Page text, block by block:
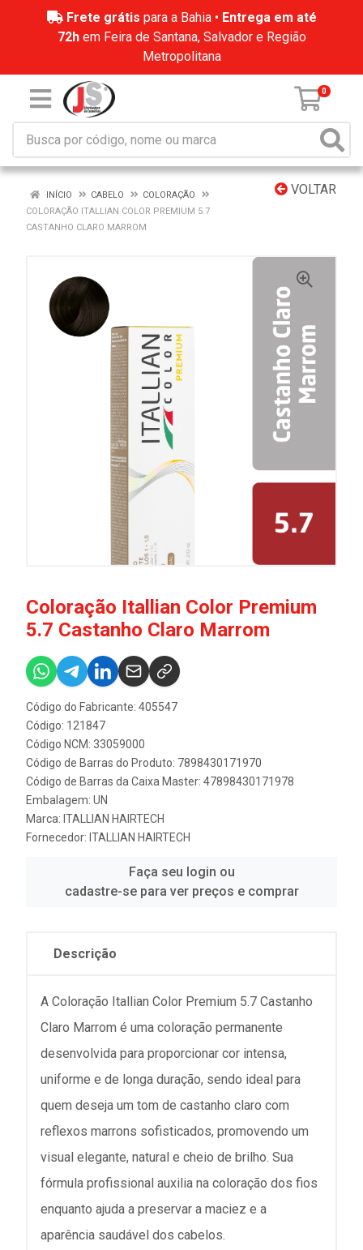
Frete grátis para a Bahia • Entrega em até
72hem Feira de Santana, Salvador e Região
Metropolitana
0
VOLTAR
INÍCIO CABELO
COLORAÇÃO
COLORAÇÃO ITALLIAN COLOR PREMIUM 5.7
CASTANHO CLARO MARROM
Coloração Itallian Color Premium
5.7 Castanho Claro Marrom
Código do Fabricante: 405547
Código: 121847
Código NCM: 33059000
Código de Barras do Produto: 7898430171970
Código de Barras da Caixa Master: 47898430171978
Embalagem: UN
Marca: ITALLIAN HAIRTECH
Fornecedor: ITALLIAN HAIRTECH
Faça seu login ou
cadastre-se para ver preços e comprar
Descrição
A Coloração Itallian Color Premium 5.7 Castanho
Claro Marrom é uma coloração permanente
desenvolvida para proporcionar cor intensa,
uniforme e de longa duração, sendo ideal para
quem deseja um tom de castanho claro com
reflexos marrons sofisticados, promovendo um
visual elegante, natural e cheio de brilho. Sua
fórmula profissional auxilia na coloração dos fios
enquanto ajuda a preservar a maciez e a
aparência saudável dos cabelos.